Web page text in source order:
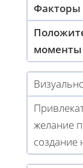
Факторы
моменты
желание
создание